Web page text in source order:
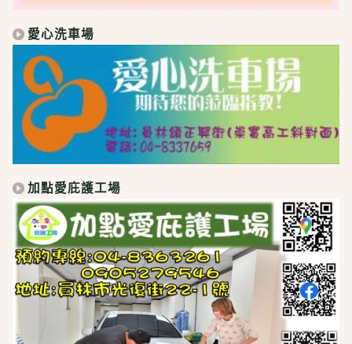
愛心洗車場
加點愛庇護工場